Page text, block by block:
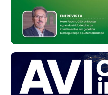
Ovo Vermelho - Regional
Bastos (SP)
R$ 148,56
Frango - Indicador
R$ 7,16
kg